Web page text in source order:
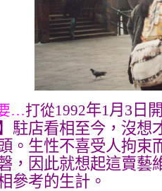
…打從1992年1月 3日
駐店看相至今，沒想
。生性不喜受人拘束
，因此就想起這賣藝
參考的生計。